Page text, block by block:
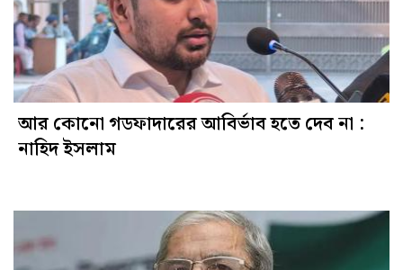
আর কোনো গডফাদারের আবির্ভাব হতে দেব না :
নাহিদ ইসলাম